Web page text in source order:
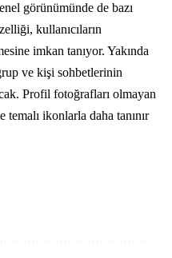
görünümünde de bazı
kullanıcıların
imkan tanıyor. Yakında
ve kişi sohbetlerinin
Profil fotoğrafları olmayan
ikonlarla daha tanınır